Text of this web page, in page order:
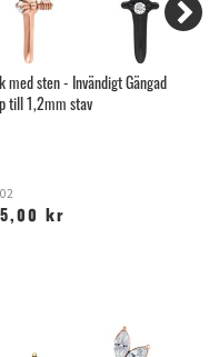
med sten - Invändigt Gängad
till 1,2mm stav
kr